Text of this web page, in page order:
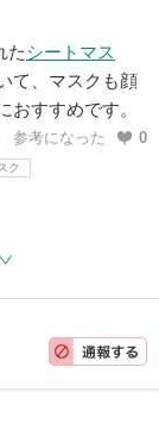
たシートマス
て、マスクも顔
おすすめです。
参考になった 0
ク